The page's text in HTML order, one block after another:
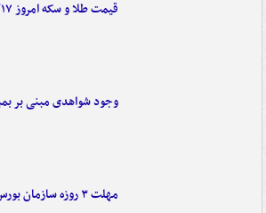
قیمت طلا و سکه امروز ۱۴۰۵/۰۵/۱۷
وجود شواهدی مبنی بر
مهلت ۳ روزه سازمان بورس به هلدینگ خلیج فارس